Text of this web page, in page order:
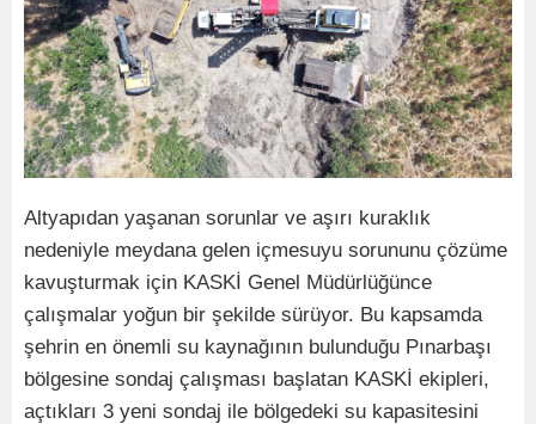
Altyapıdan yaşanan sorunlar ve aşırı kuraklık
nedeniyle meydana gelen içmesuyu sorununu çözüme
kavuşturmak için KASKİ Genel Müdürlüğünce
çalışmalar yoğun bir şekilde sürüyor. Bu kapsamda
şehrin en önemli su kaynağının bulunduğu Pınarbaşı
bölgesine sondaj çalışması başlatan KASKİ ekipleri,
açtıkları 3 yeni sondaj ile bölgedeki su kapasitesini